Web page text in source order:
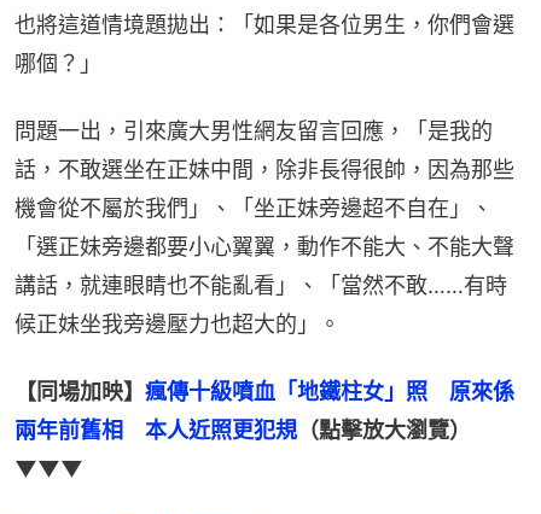
也將這道情境題拋出：「如果是各位男生，你們會選
哪個？」
問題一出，引來廣大男性網友留言回應，「是我的
話，不敢選坐在正妹中間，除非長得很帥，因為那些
機會從不屬於我們」、「坐正妹旁邊超不自在」、
「選正妹旁邊都要小心翼翼，動作不能大、不能大聲
講話，就連眼睛也不能亂看」、「當然不敢……有時
候正妹坐我旁邊壓力也超大的」。
【同場加映】 瘋傳十級噴血「地鐵柱女」照　原來係
兩年前舊相　本人近照更犯規（點擊放大瀏覽）
▼▼▼